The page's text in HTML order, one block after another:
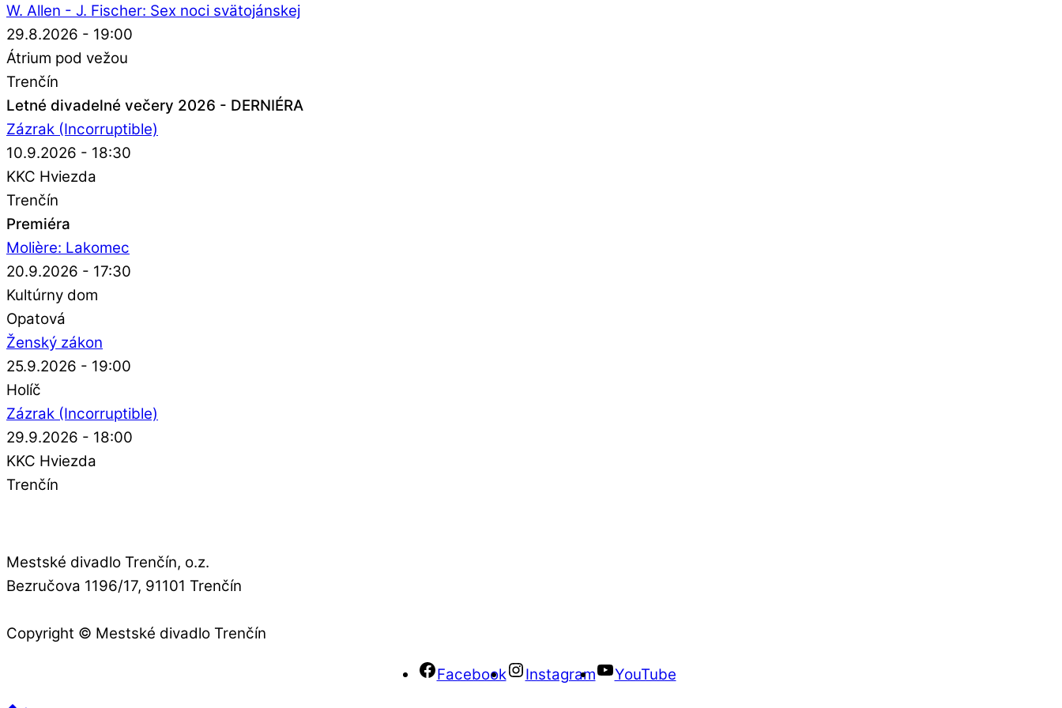
W. Allen - J. Fischer: Sex noci svätojánskej
29.8.2026 - 19:00
Átrium pod vežou
Trenčín
Letné divadelné večery 2026 - DERNIÉRA
Zázrak (Incorruptible)
10.9.2026 - 18:30
KKC Hviezda
Trenčín
Premiéra
Molière: Lakomec
20.9.2026 - 17:30
Kultúrny dom
Opatová
Ženský zákon
25.9.2026 - 19:00
Holíč
Zázrak (Incorruptible)
29.9.2026 - 18:00
KKC Hviezda
Trenčín
Mestské divadlo Trenčín, o.z.
Bezručova 1196/17, 91101 Trenčín
Copyright © Mestské divadlo Trenčín
Facebook Instagram YouTube